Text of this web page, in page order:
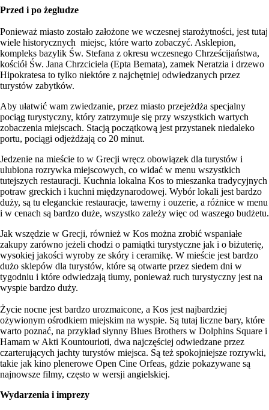
Przed i po żegludze
Ponieważ miasto zostało założone we wczesnej starożytności, jest tutaj
wiele historycznych miejsc, które warto zobaczyć. Asklepion,
kompleks bazylik Św. Stefana z okresu wczesnego Chrześcijaństwa,
kościół Św. Jana Chrzciciela (Epta Bemata), zamek Neratzia i drzewo
Hipokratesa to tylko niektóre z najchętniej odwiedzanych przez
turystów zabytków.
Aby ułatwić wam zwiedzanie, przez miasto przejeżdża specjalny
pociąg turystyczny, który zatrzymuje się przy wszystkich wartych
zobaczenia miejscach. Stacją początkową jest przystanek niedaleko
portu, pociągi odjeżdżają co 20 minut.
Jedzenie na mieście to w Grecji wręcz obowiązek dla turystów i
ulubiona rozrywka miejscowych, co widać w menu wszystkich
tutejszych restauracji. Kuchnia lokalna Kos to mieszanka tradycyjnych
potraw greckich i kuchni międzynarodowej. Wybór lokali jest bardzo
duży, są tu eleganckie restauracje, tawerny i ouzerie, a różnice w menu
i w cenach są bardzo duże, wszystko zależy więc od waszego budżetu.
Jak wszędzie w Grecji, również w Kos można zrobić wspaniałe
zakupy zarówno jeżeli chodzi o pamiątki turystyczne jak i o biżuterię,
wysokiej jakości wyroby ze skóry i ceramikę. W mieście jest bardzo
dużo sklepów dla turystów, które są otwarte przez siedem dni w
tygodniu i które odwiedzają tłumy, ponieważ ruch turystyczny jest na
wyspie bardzo duży.
Życie nocne jest bardzo urozmaicone, a Kos jest najbardziej
ożywionym ośrodkiem miejskim na wyspie. Są tutaj liczne bary, które
warto poznać, na przykład słynny Blues Brothers w Dolphins Square i
Hamam w Akti Kountourioti, dwa najczęściej odwiedzane przez
czarterujących jachty turystów miejsca. Są też spokojniejsze rozrywki,
takie jak kino plenerowe Open Cine Orfeas, gdzie pokazywane są
najnowsze filmy, często w wersji angielskiej.
Wydarzenia i imprezy